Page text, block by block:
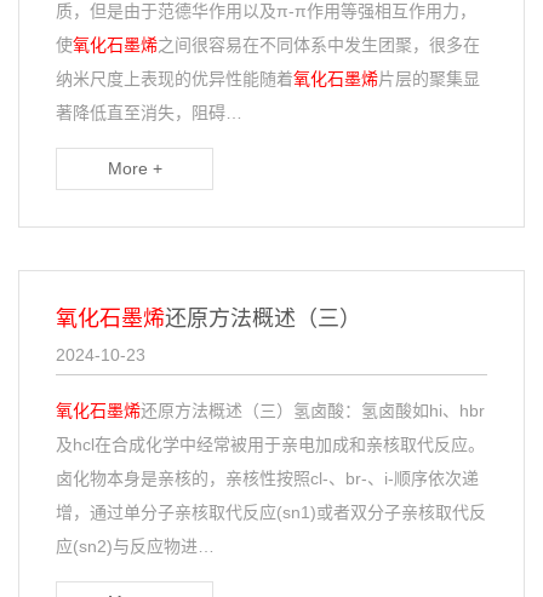
质，但是由于范德华作用以及π-π作用等强相互作用力，
使氧化石墨烯之间很容易在不同体系中发生团聚，很多在
纳米尺度上表现的优异性能随着氧化石墨烯片层的聚集显
著降低直至消失，阻碍…
More +
氧化石墨烯还原方法概述（三）
2024-10-23
氧化石墨烯还原方法概述（三）氢卤酸：氢卤酸如hi、hbr
及hcl在合成化学中经常被用于亲电加成和亲核取代反应。
卤化物本身是亲核的，亲核性按照cl-、br-、i-顺序依次递
增，通过单分子亲核取代反应(sn1)或者双分子亲核取代反
应(sn2)与反应物进…